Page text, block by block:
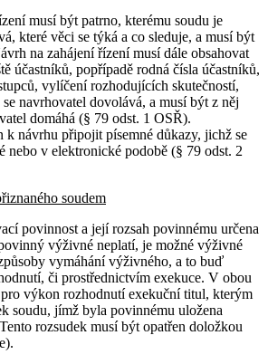
musí být patrno, kterému soudu je
které věci se týká a co sleduje, a musí být
na zahájení řízení musí dále obsahovat
účastníků, popřípadě rodná čísla účastníků,
vylíčení rozhodujících skutečností,
navrhovatel dovolává, a musí být z něj
domáhá (§ 79 odst. 1 OSŘ).
k návrhu připojit písemné důkazy, jichž se
nebo v elektronické podobě (§ 79 odst. 2
soudem
povinnost a její rozsah povinnému určena
výživné neplatí, je možné výživné
vymáhání výživného, a to buď
či prostřednictvím exekuce. V obou
výkon rozhodnutí exekuční titul, kterým
soudu, jímž byla povinnému uložena
rozsudek musí být opatřen doložkou